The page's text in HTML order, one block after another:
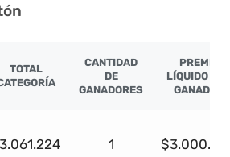
TOTAL
CANTIDAD
DE
GANADORES
PREMIO
LÍQUIDO
GANADOR
1